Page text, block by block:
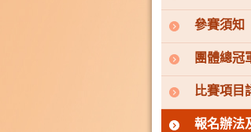
參賽須知
團體總冠
比賽項目
報名辦法